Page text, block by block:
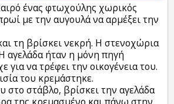
ένας φτωχούλης χωρικός
με την αυγουλά να αρμέξει την
τη βρίσκει νεκρή. Η στενοχώρια
αγελάδα ήταν η μόνη πηγή
για να τρέφει την οικογένεια του.
του κρεμάστηκε.
στο στάβλο, βρίσκει την αγελάδα
της κρεμασμένο και πάνω στην